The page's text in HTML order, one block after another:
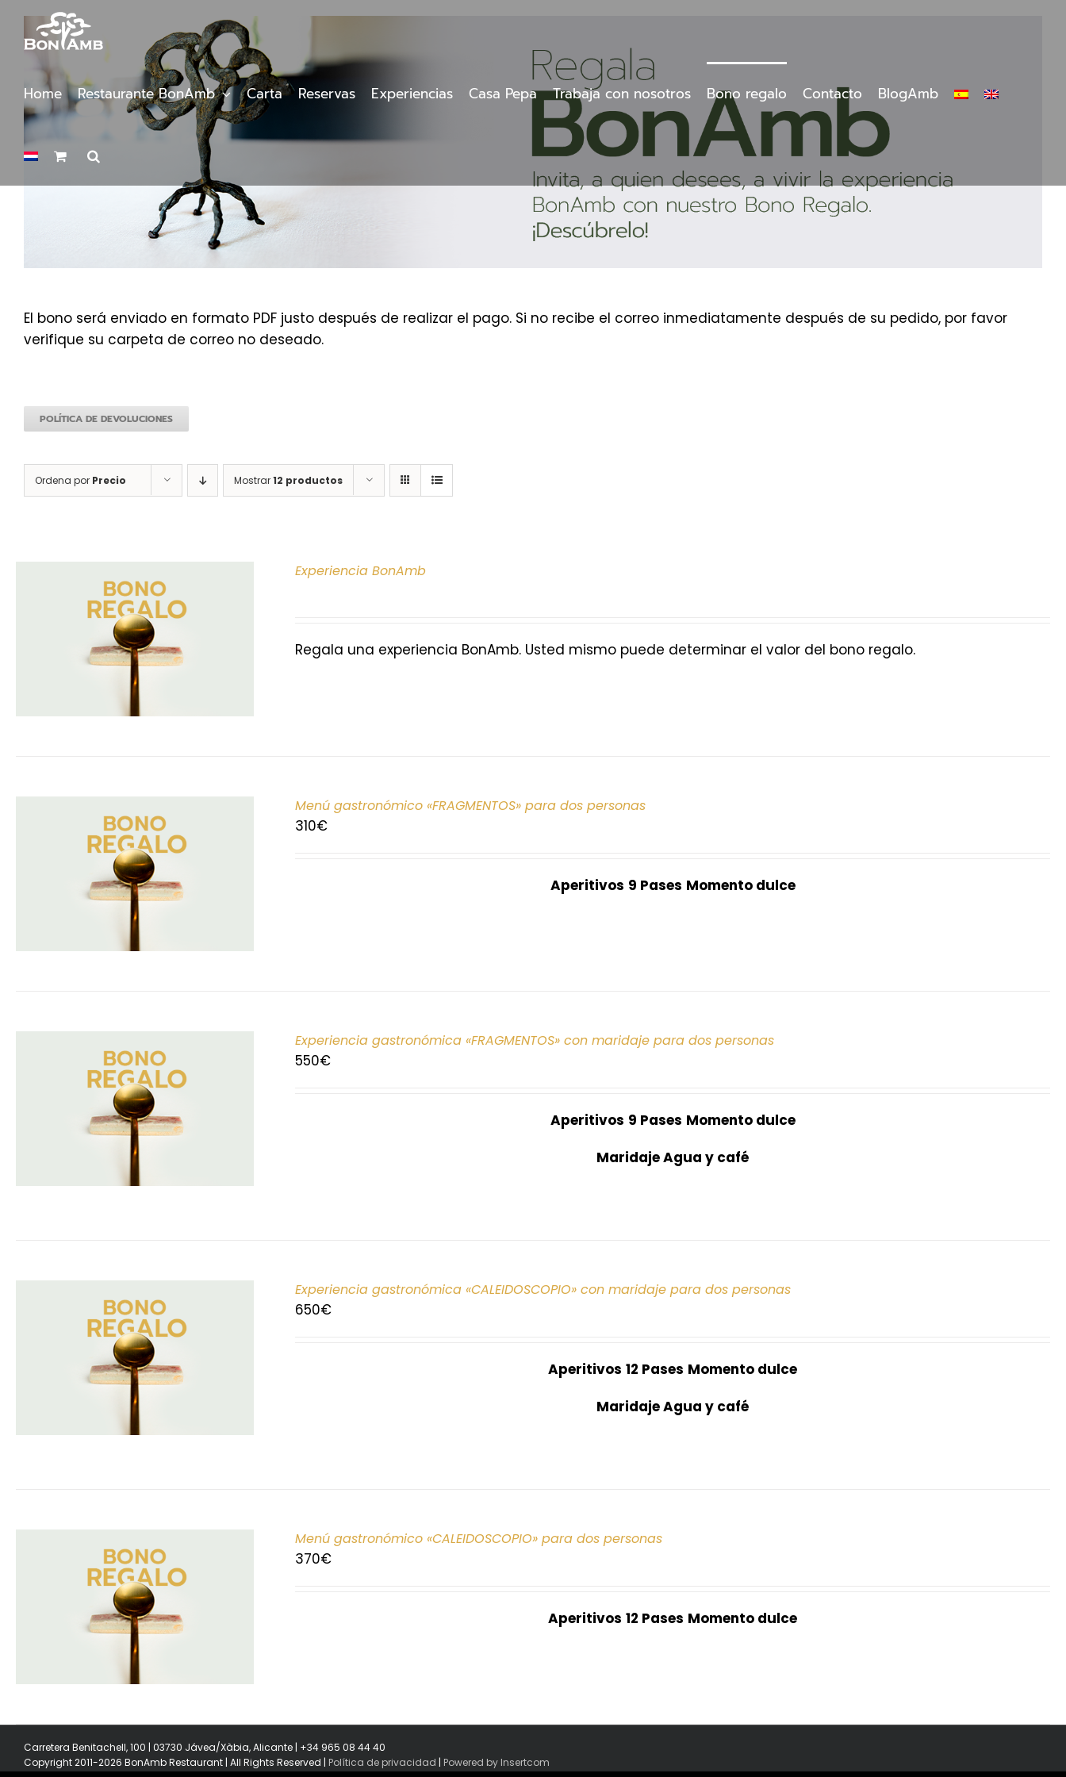
contenido
Home Restaurante BonAmb Carta Reservas Experiencias Casa Pepa Trabaja con nosotros Bono regalo Contacto BlogAmb
El bono será enviado en formato PDF justo después de realizar el pago. Si no recibe el correo inmediatamente después de su pedido, por favor
verifique su carpeta de correo no deseado.
POLÍTICA DE DEVOLUCIONES
Ordena por Precio Mostrar12 productos
Experiencia BonAmb
Regala una experiencia BonAmb. Usted mismo puede determinar el valor del bono regalo.
Menú gastronómico «FRAGMENTOS» para dos personas
310€
Aperitivos 9 Pases Momento dulce
Experiencia gastronómica «FRAGMENTOS» con maridaje para dos personas
550€
Aperitivos 9 Pases Momento dulce
Maridaje Agua y café
Experiencia gastronómica «CALEIDOSCOPIO» con maridaje para dos personas
650€
Aperitivos 12 Pases Momento dulce
Maridaje Agua y café
Menú gastronómico «CALEIDOSCOPIO» para dos personas
370€
Aperitivos 12 Pases Momento dulce
Carretera Benitachell, 100 | 03730 Jávea/Xàbia, Alicante | +34 965 08 44 40
Copyright 2011-2026 BonAmb Restaurant | All Rights Reserved | Política de privacidad | Powered by Insertcom